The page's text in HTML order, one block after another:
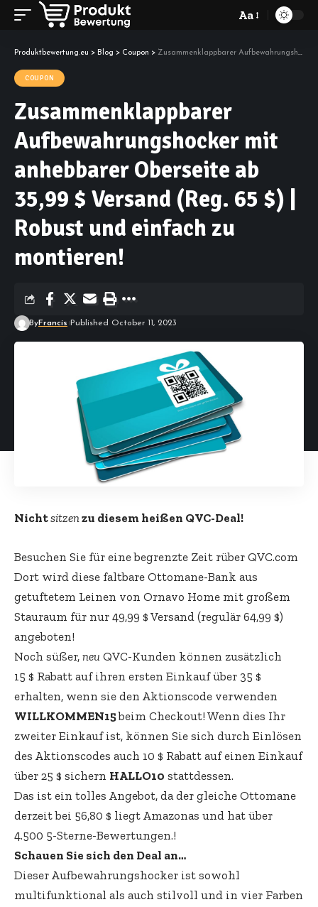
Font
Aa
Produktbewertung.eu > Blog > Coupon > Zusammenklappbarer Aufbewahrungshocker mit anhebbarer Oberseite ab 35,99 $ Versand (Reg. 65 $) | Robust und einfach zu montieren!
COUPON
Zusammenklappbarer
Aufbewahrungshocker mit
anhebbarer Oberseite ab
35,99 $ Versand (Reg. 65 $) |
Robust und einfach zu
montieren!
ByFrancis Published October 11, 2023
Nichtsitzenzu diesem heißen QVC-Deal!
Besuchen Sie für eine begrenzte Zeit rüber QVC.com
Dort wird diese faltbare Ottomane-Bank aus
getuftetem Leinen von Ornavo Home mit großem
Stauraum für nur 49,99 $ Versand (regulär 64,99 $)
angeboten!
Noch süßer, neu QVC-Kunden können zusätzlich
15 $ Rabatt auf ihren ersten Einkauf über 35 $
erhalten, wenn sie den Aktionscode verwenden
WILLKOMMEN15beim Checkout! Wenn dies Ihr
zweiter Einkauf ist, können Sie sich durch Einlösen
des Aktionscodes auch 10 $ Rabatt auf einen Einkauf
über 25 $ sichern HALLO10 stattdessen.
Das ist ein tolles Angebot, da der gleiche Ottomane
derzeit bei 56,80 $ liegt Amazonas und hat über
4.500 5-Sterne-Bewertungen.!
Schauen Sie sich den Deal an…
Dieser Aufbewahrungshocker ist sowohl
multifunktional als auch stilvoll und in vier Farben